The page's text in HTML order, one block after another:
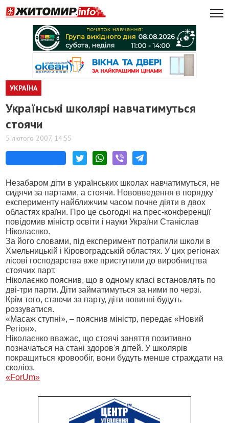
УКРАЇНА
Українські школярі навчатимуться
стоячи
5 лютого 2007, 14:55
Незабаром діти в українських школах навчатимуться, не
сидячи за партами, а стоячи. Нововведення в порядку
експерименту найближчим часом почне діяти в двох
областях країни. Про це сьогодні на прес-конференції
повідомив міністр освіти і науки України Станіслав
Ніколаєнко.
За його словами, під експеримент потрапили школи в
Хмельницькій і Кіровоградській областях. У цих регіонах
лісові господарства вже приступили до виробництва
стоячих парт.
Ніколаєнко пояснив, що в одному класі встановлять по
дві-три парти. Діти займатимуться за ними по черзі.
Крім того, стаючи за парту, діти повинні будуть
роззуватися.
«Масаж ступні», – пояснив міністр, передає «Новий
Регіон».
Ніколаєнко вважає, що стоячі заняття позитивно
позначаться на стані здоров'я дітей. У школярів
покращиться кровообіг, вони будуть менше страждати на
сколіоз.
«ForUm»